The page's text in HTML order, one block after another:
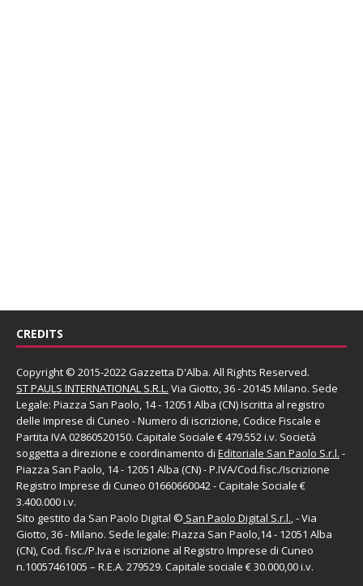
CREDITS
Copyright © 2015-2022 Gazzetta D'Alba. All Rights Reserved.
ST PAULS INTERNATIONAL S.R.L. Via Giotto, 36 - 20145 Milano. Sede
Legale: Piazza San Paolo, 14 - 12051 Alba (CN) Iscritta al registro
delle Imprese di Cuneo - Numero di iscrizione, Codice Fiscale e
Partita IVA 02860520150. Capitale Sociale € 479.552 i.v. Società
soggetta a direzione e coordinamento di Editoriale San Paolo S.r.l. -
Piazza San Paolo, 14 - 12051 Alba (CN) - P.IVA/Cod.fisc./Iscrizione
Registro Imprese di Cuneo 01660660042 - Capitale Sociale €
3.400.000 i.v.
Sito gestito da San Paolo Digital © San Paolo Digital S.r.l., - Via
Giotto, 36 - Milano. Sede legale: Piazza San Paolo,14 - 12051 Alba
(CN), Cod. fisc./P.Iva e iscrizione al Registro Imprese di Cuneo
n.10057461005 – R.E.A. 279529. Capitale sociale € 30.000,00 i.v.